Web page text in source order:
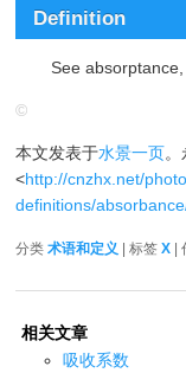
Definition
See
©
本文发表于水景一页。
<http://cnzhx.net/
definitions/
分类术语和定义 | 标签X |
相关文章
吸收系数